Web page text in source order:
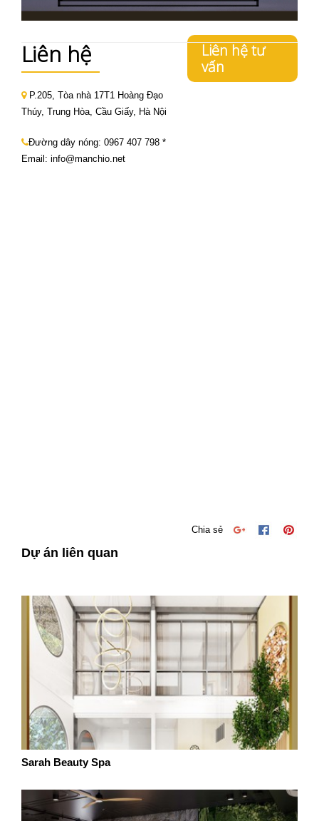
Liên hệ
P.205, Tòa nhà 17T1 Hoàng Đạo
Thúy, Trung Hòa, Cầu Giấy, Hà Nội
Đường dây nóng: 0967 407 798 *
Email: info@manchio.net
Liên hệ tư
vấn
Chia sẻ
Dự án liên quan
Sarah Beauty Spa